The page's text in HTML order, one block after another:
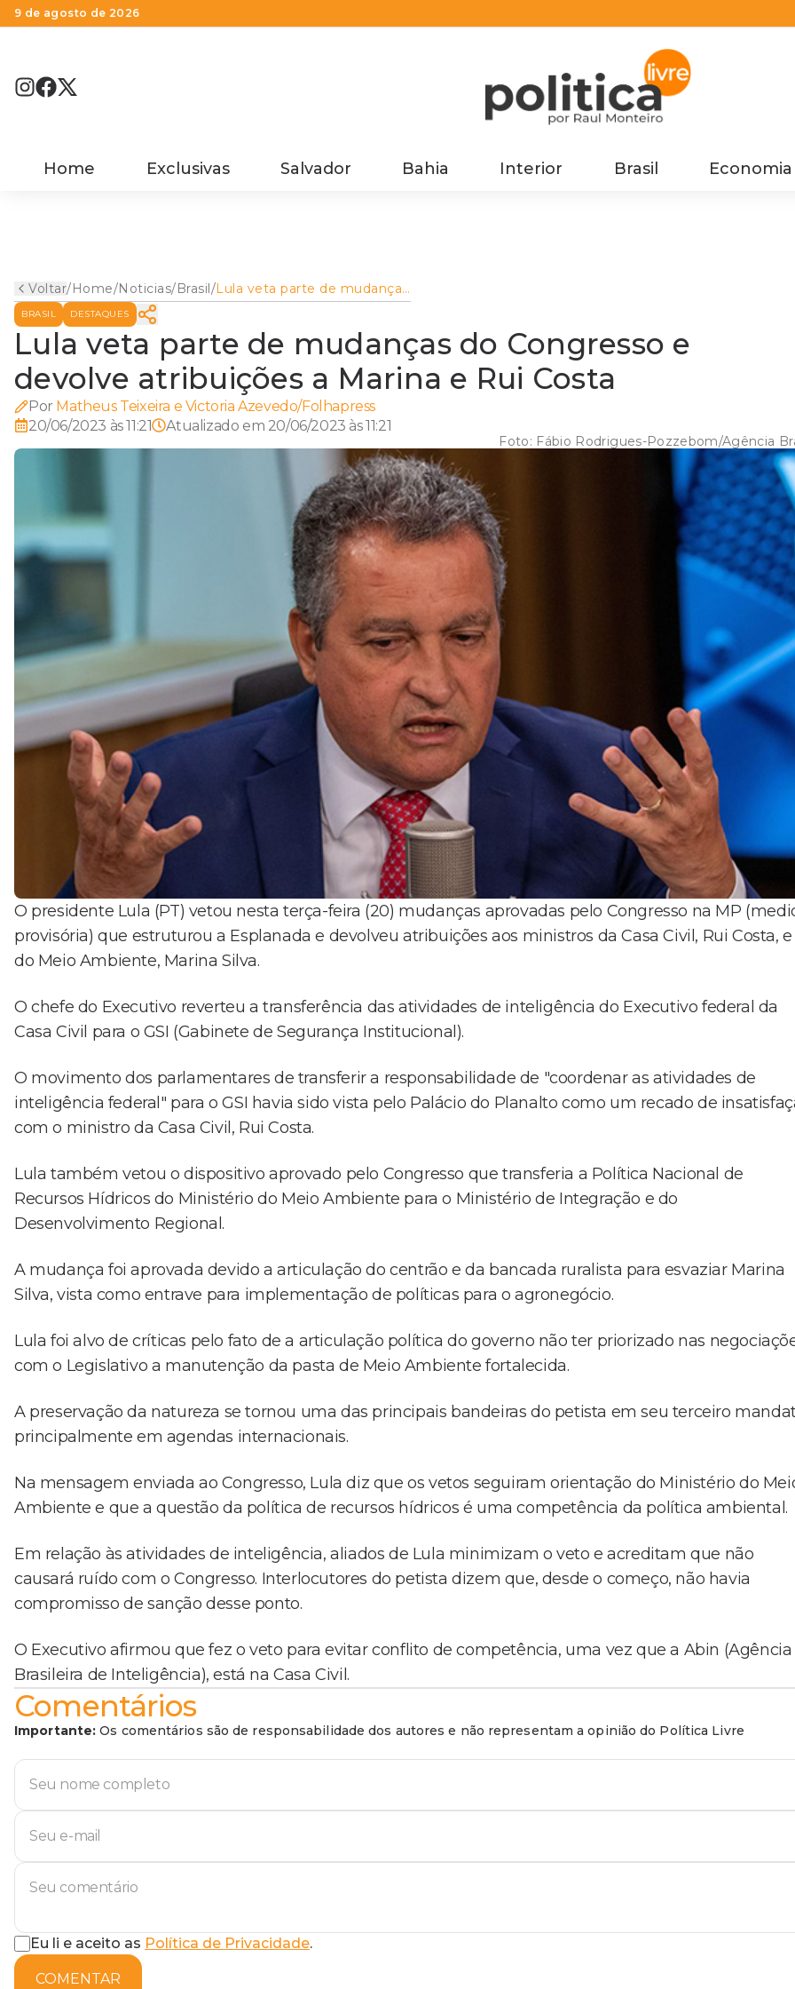
9 de agosto de 2026
Home Exclusivas Salvador Bahia Interior Brasil Economia
Voltar/Home/Noticias/Brasil/Lula veta parte de mudanças
do Congresso e devolve
Costa
BRASIL DESTAQUES
Lula veta parte de mudanças do Congresso e
devolve atribuições a Marina e Rui Costa
Por Matheus Teixeira e Victoria Azevedo/Folhapress
20/06/2023 às 11:21
Atualizado em 20/06/2023 às 11:21
Foto: Fábio Rodrigues-Pozzebom/Agência
O presidente Lula (PT) vetou nesta terça-feira (20) mudanças aprovadas pelo Congresso na MP
provisória) que estruturou a Esplanada e devolveu atribuições aos ministros da Casa Civil, Rui Costa, e
do Meio Ambiente, Marina Silva.
O chefe do Executivo reverteu a transferência das atividades de inteligência do Executivo federal da
Casa Civil para o GSI (Gabinete de Segurança Institucional).
O movimento dos parlamentares de transferir a responsabilidade de "coordenar as atividades de
inteligência federal" para o GSI havia sido vista pelo Palácio do Planalto como um recado de
com o ministro da Casa Civil, Rui Costa.
Lula também vetou o dispositivo aprovado pelo Congresso que transferia a Política Nacional de
Recursos Hídricos do Ministério do Meio Ambiente para o Ministério de Integração e do
Desenvolvimento Regional.
A mudança foi aprovada devido a articulação do centrão e da bancada ruralista para esvaziar Marina
Silva, vista como entrave para implementação de políticas para o agronegócio.
Lula foi alvo de críticas pelo fato de a articulação política do governo não ter priorizado nas
com o Legislativo a manutenção da pasta de Meio Ambiente fortalecida.
A preservação da natureza se tornou uma das principais bandeiras do petista em seu terceiro
principalmente em agendas internacionais.
Na mensagem enviada ao Congresso, Lula diz que os vetos seguiram orientação do Ministério do
Ambiente e que a questão da política de recursos hídricos é uma competência da política ambiental.
Em relação às atividades de inteligência, aliados de Lula minimizam o veto e acreditam que não
causará ruído com o Congresso. Interlocutores do petista dizem que, desde o começo, não havia
compromisso de sanção desse ponto.
O Executivo afirmou que fez o veto para evitar conflito de competência, uma vez que a Abin (Agência
Brasileira de Inteligência), está na Casa Civil.
Comentários
Importante: Os comentários são de responsabilidade dos autores e não representam a opinião do Política Livre
Eu li e aceito as Política de Privacidade.
COMENTAR